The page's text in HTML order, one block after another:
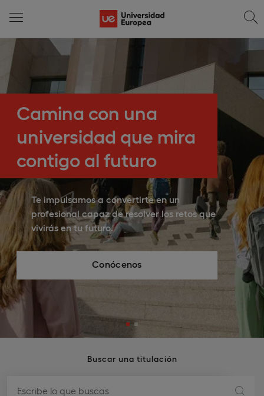
Grados presenciales y
online para impulsar
tu futuro
Vive una experiencia universitaria con
formación práctica, tecnología avanzada
y una metodología enfocada en tu
empleabilidad desde el primer día.
Encuentra tu grado
Buscar una titulación